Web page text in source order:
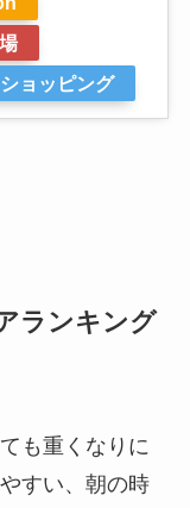
ョッピング
ランキング
も重くなりに
すい、朝の時